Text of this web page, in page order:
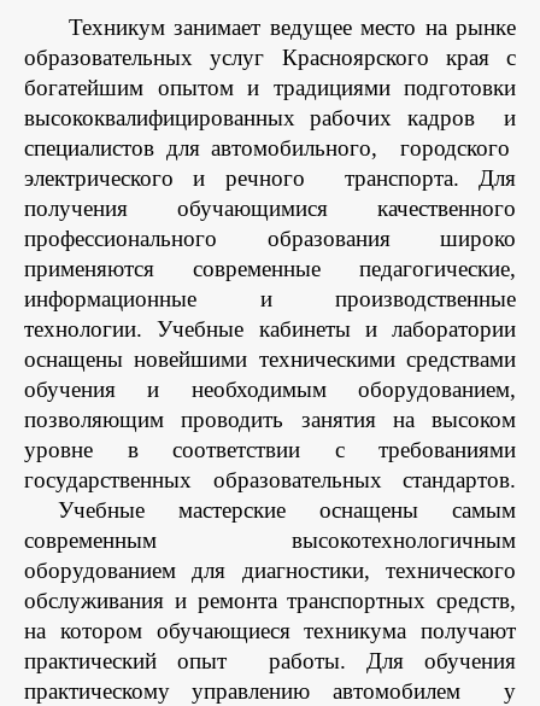
Техникум занимает ведущее место на рынке
образовательных услуг Красноярского края с
богатейшим опытом и традициями подготовки
высококвалифицированных рабочих кадров и
специалистов для автомобильного,
городского
электрического и речного
транспорта. Для
получения обучающимися качественного
профессионального образования широко
применяются современные педагогические,
информационные и производственные
технологии. Учебные кабинеты и лаборатории
оснащены новейшими техническими средствами
обучения и необходимым оборудованием,
позволяющим проводить занятия на высоком
уровне в соответствии с требованиями
государственных образовательных стандартов.
Учебные мастерские оснащены самым
современным высокотехнологичным
оборудованием для диагностики, технического
обслуживания и ремонта транспортных средств,
на котором обучающиеся техникума получают
практический опыт работы. Для обучения
практическому управлению автомобилем
у